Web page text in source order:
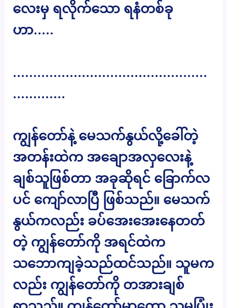
လေးမှ ရလိုက်သော ရနံတစ်ခု
ဟာ…..
…………………………………………
………….
ကျွန်တော်နဲ့ မေသက်နွယ်လို့ခေါ်တဲ့
အတန်းထဲက အချောအလှလေးနဲ့
ချစ်သူဖြစ်တာ အခုဆိုရင် ခြောက်လ
ပင် ကျော်လာပြီ ဖြစ်သည်။ မေသက်
နွယ်ကလည်း ခပ်အေးအေးနေတတ်
တဲ့ ကျွန်တော်ကို အရင်ထဲက
သဘောကျခဲ့သည်ထင်သည်။ သူမက
လည်း ကျွန်တော်ကို တအားချစ်